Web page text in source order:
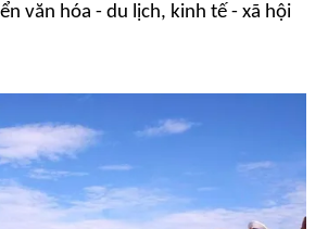
văn hóa - du lịch, kinh tế - xã hội